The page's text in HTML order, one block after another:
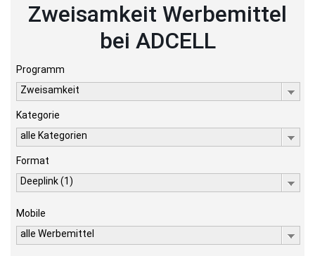
Zweisamkeit Werbemittel
bei ADCELL
Programm
Zweisamkeit
Kategorie
alle Kategorien
Format
Deeplink (1)
Mobile
alle Werbemittel